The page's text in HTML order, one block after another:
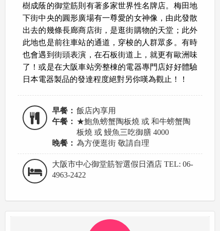
樹成蔭的御堂筋則有著多家世界性名牌店。梅田地
下街中央的圓形廣場有一尊愛的女神像，由此發散
出去的幾條長廊商店街，是逛街購物的天堂；此外
此地也是前往車站的通道，穿梭的人群眾多。有時
也會遇到街頭表演，在石板街道上，就更有歐洲味
了！或是在大阪車站旁整棟的電器專門店好好體驗
日本電器製品的發達程度絕對另你嘆為觀止！！
早餐： 飯店內享用
午餐： ★鮑魚螃蟹陶板燒 或 和牛螃蟹陶
板燒 或 鰻魚三吃御膳 4000
晚餐： 為方便逛街 敬請自理
大阪市中心御堂筋智選假日酒店 TEL: 06-
4963-2422